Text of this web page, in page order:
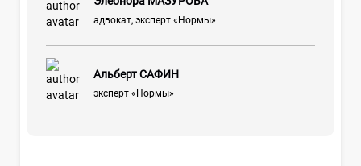
адвокат, эксперт «Нормы»
Альберт САФИН
эксперт «Нормы»